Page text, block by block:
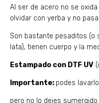
Al ser de acero no se
olvidar con yerba y no
Son bastante pesaditos (o
lata), tienen cuerpo y la
Estampado con DTF UV
Importante: podes
pero no lo dejes